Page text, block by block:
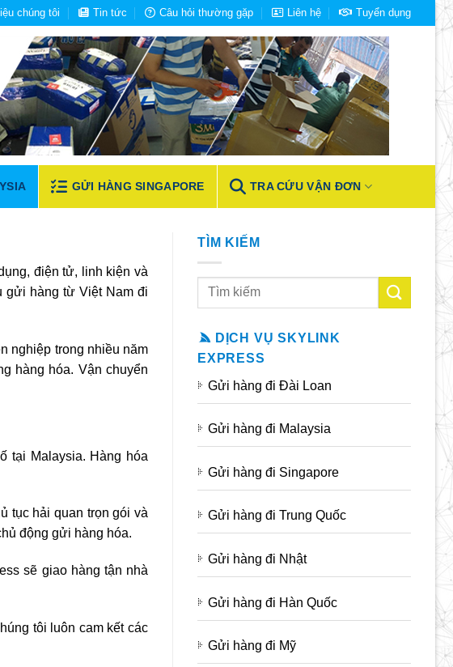
chúng tôi Tin tức Câu hỏi thường gặp Liên hệ Tuyển dụng
GỬI HÀNG SINGAPORE TRA CỨU VẬN ĐƠN
điện tử, linh kiện và
gửi hàng từ Việt Nam đi
nghiệp trong nhiều năm
hàng hóa. Vận chuyển
tại Malaysia. Hàng hóa
tục hải quan trọn gói và
động gửi hàng hóa.
sẽ giao hàng tận nhà
tôi luôn cam kết các
TÌM KIẾM
DỊCH VỤ SKYLINK
EXPRESS
Gửi hàng đi Đài Loan
Gửi hàng đi Malaysia
Gửi hàng đi Singapore
Gửi hàng đi Trung Quốc
Gửi hàng đi Nhật
Gửi hàng đi Hàn Quốc
Gửi hàng đi Mỹ